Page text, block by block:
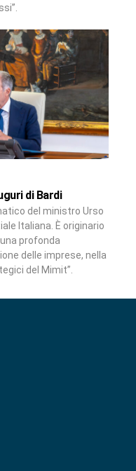
di Bardi
del ministro Urso
Italiana. È originario
profonda
delle imprese, nella
del Mimit”.